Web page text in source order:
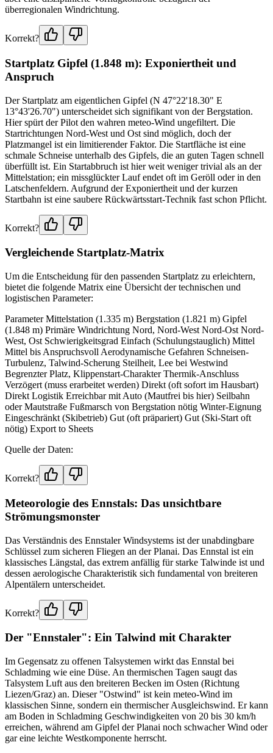
überregionalen Windrichtung.
Korrekt?
Startplatz Gipfel (1.848 m): Exponiertheit und
Anspruch
Der Startplatz am eigentlichen Gipfel (N 47°22'18.30" E
13°43'26.70") unterscheidet sich signifikant von der Bergstation.
Hier spürt der Pilot den wahren meteo-Wind ungefiltert. Die
Startrichtungen Nord-West und Ost sind möglich, doch der
Platzmangel ist ein limitierender Faktor. Die Startfläche ist eine
schmale Schneise unterhalb des Gipfels, die an guten Tagen schnell
überfüllt ist. Ein Startabbruch ist hier weit weniger trivial als an der
Mittelstation; ein missglückter Lauf endet oft im Geröll oder in den
Latschenfeldern. Aufgrund der Exponiertheit und der kurzen
Startbahn ist eine saubere Rückwärtsstart-Technik fast schon Pflicht.
Korrekt?
Vergleichende Startplatz-Matrix
Um die Entscheidung für den passenden Startplatz zu erleichtern,
bietet die folgende Matrix eine Übersicht der technischen und
logistischen Parameter:
Parameter Mittelstation (1.335 m) Bergstation (1.821 m) Gipfel
(1.848 m) Primäre Windrichtung Nord, Nord-West Nord-Ost Nord-
West, Ost Schwierigkeitsgrad Einfach (Schulungstauglich) Mittel
Mittel bis Anspruchsvoll Aerodynamische Gefahren Schneisen-
Turbulenz, Talwind-Scherung Steilheit, Lee bei Westwind
Begrenzter Platz, Klippenstart-Charakter Thermik-Anschluss
Verzögert (muss erarbeitet werden) Direkt (oft sofort im Hausbart)
Direkt Logistik Erreichbar mit Auto (Mautfrei bis hier) Seilbahn
oder Mautstraße Fußmarsch von Bergstation nötig Winter-Eignung
Eingeschränkt (Skibetrieb) Gut (oft präpariert) Gut (Ski-Start oft
nötig) Export to Sheets
Quelle der Daten:
Korrekt?
Meteorologie des Ennstals: Das unsichtbare
Strömungsmonster
Das Verständnis des Ennstaler Windsystems ist der unabdingbare
Schlüssel zum sicheren Fliegen an der Planai. Das Ennstal ist ein
klassisches Längstal, das extrem anfällig für starke Talwinde ist und
dessen aerologische Charakteristik sich fundamental von breiteren
Alpentälern unterscheidet.
Korrekt?
Der "Ennstaler": Ein Talwind mit Charakter
Im Gegensatz zu offenen Talsystemen wirkt das Ennstal bei
Schladming wie eine Düse. An thermischen Tagen saugt das
Talsystem Luft aus den breiteren Becken im Osten (Richtung
Liezen/Graz) an. Dieser "Ostwind" ist kein meteo-Wind im
klassischen Sinne, sondern ein thermischer Ausgleichswind. Er kann
am Boden in Schladming Geschwindigkeiten von 20 bis 30 km/h
erreichen, während am Gipfel der Planai noch schwacher Wind oder
gar eine leichte Westkomponente herrscht.